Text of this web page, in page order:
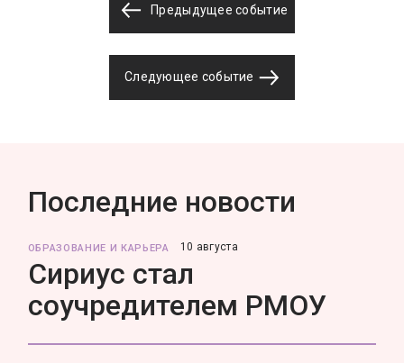
Предыдущее событие
Следующее событие
Последние новости
ОБРАЗОВАНИЕ И КАРЬЕРА 10 августа
Сириус стал
соучредителем РМОУ